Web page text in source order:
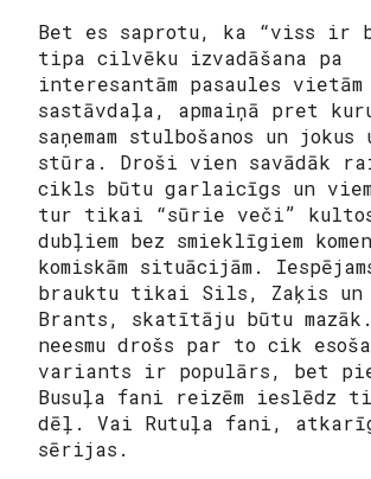
Bet es saprotu, ka “viss ir
tipa cilvēku izvadāšana pa
interesantām pasaules
sastāvdaļa, apmaiņā pret
saņemam stulbošanos un
stūra. Droši vien savādāk
cikls būtu garlaicīgs un
tur tikai “sūrie veči”
dubļiem bez smieklīgiem
komiskām situācijām.
brauktu tikai Sils, Zaķis un
Brants, skatītāju būtu
neesmu drošs par to cik
variants ir populārs, bet
Busuļa fani reizēm ieslēdz
dēļ. Vai Rutuļa fani,
sērijas.